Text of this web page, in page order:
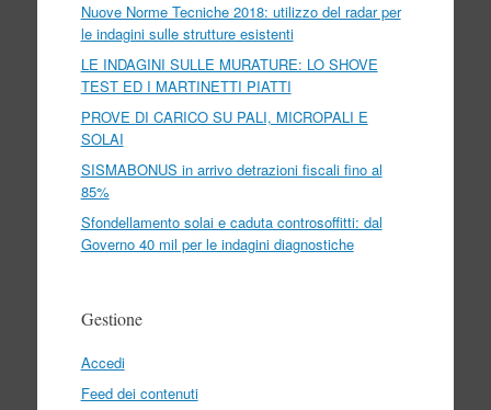
Nuove Norme Tecniche 2018: utilizzo del radar per
le indagini sulle strutture esistenti
LE INDAGINI SULLE MURATURE: LO SHOVE
TEST ED I MARTINETTI PIATTI
PROVE DI CARICO SU PALI, MICROPALI E
SOLAI
SISMABONUS in arrivo detrazioni fiscali fino al
85%
Sfondellamento solai e caduta controsoffitti: dal
Governo 40 mil per le indagini diagnostiche
Gestione
Accedi
Feed dei contenuti